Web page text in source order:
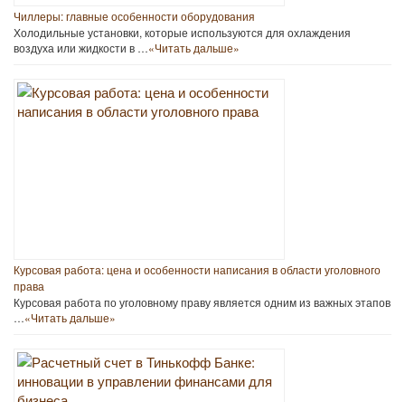
Чиллеры: главные особенности оборудования
Холодильные установки, которые используются для охлаждения
воздуха или жидкости в …«Читать дальше»
Курсовая работа: цена и особенности написания в области уголовного
права
Курсовая работа по уголовному праву является одним из важных этапов
…«Читать дальше»